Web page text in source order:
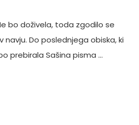
bo doživela, toda zgodilo se
navju. Do poslednjega obiska, ki
prebirala Sašina pisma …